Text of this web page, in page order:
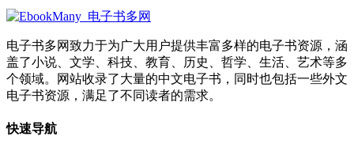
电子书多网致力于为广大用户提供丰富多样的电子书资源，涵
盖了小说、文学、科技、教育、历史、哲学、生活、艺术等多
个领域。网站收录了大量的中文电子书，同时也包括一些外文
电子书资源，满足了不同读者的需求。
快速导航